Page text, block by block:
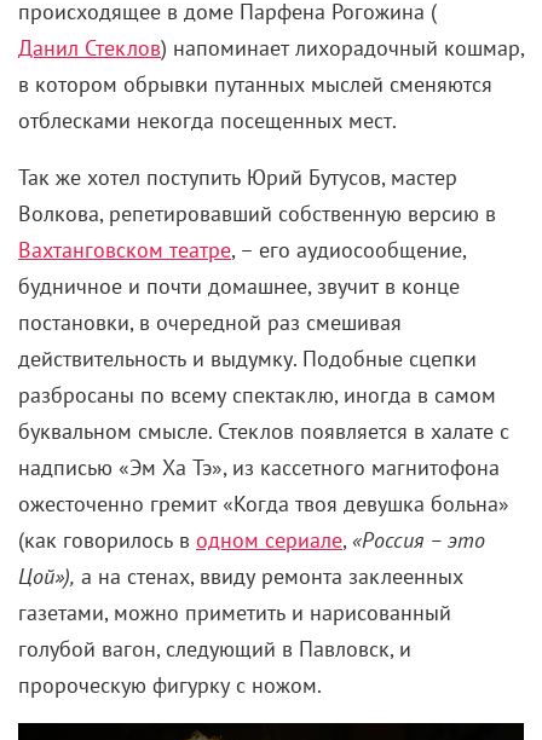
происходящее в доме Парфена Рогожина (
Данил Стеклов) напоминает лихорадочный кошмар,
в котором обрывки путанных мыслей сменяются
отблесками некогда посещенных мест.
Так же хотел поступить Юрий Бутусов, мастер
Волкова, репетировавший собственную версию в
Вахтанговском театре, – его аудиосообщение,
будничное и почти домашнее, звучит в конце
постановки, в очередной раз смешивая
действительность и выдумку. Подобные сцепки
разбросаны по всему спектаклю, иногда в самом
буквальном смысле. Стеклов появляется в халате с
надписью «Эм Ха Тэ», из кассетного магнитофона
ожесточенно гремит «Когда твоя девушка больна»
(как говорилось в одном сериале, «Россия – это
Цой»), а на стенах, ввиду ремонта заклеенных
газетами, можно приметить и нарисованный
голубой вагон, следующий в Павловск, и
пророческую фигурку с ножом.